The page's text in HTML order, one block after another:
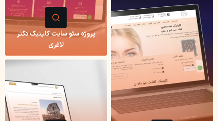
پروژه سئو سایت کلینیک دکتر
لاغری